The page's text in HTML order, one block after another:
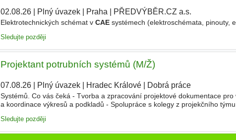
02.08.26| Plný úvazek| Praha| PŘEDVÝBĚR.CZ a.s.
Elektrotechnických schémat v CAEsystémech (elektroschémata, pinouty,
Sledujte později
Projektant potrubních systémů (M/Ž)
07.08.26| Plný úvazek| Hradec Králové| Dobrá práce
Systémů. Co vás čeká - Tvorba a zpracování projektové dokumentace
a koordinace výkresů a podkladů - Spolupráce s kolegy z projekčního
Sledujte později